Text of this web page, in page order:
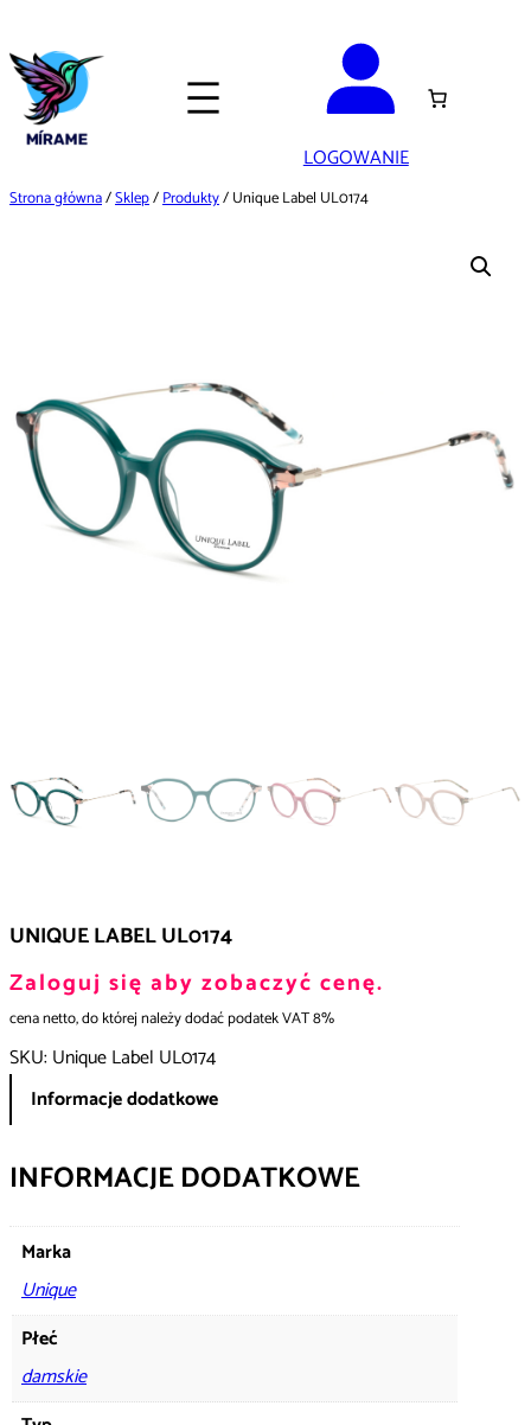
do
treści
LOGOWANIE
Strona główna/Sklep/Produkty/ Unique Label UL0174
UNIQUE LABEL UL0174
Zaloguj się aby zobaczyć cenę.
cena netto, do której należy dodać podatek VAT 8%
SKU: Unique Label UL0174
Informacje dodatkowe
INFORMACJE DODATKOWE
Marka
Unique
Płeć
damskie